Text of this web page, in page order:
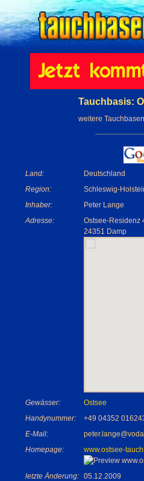
Tauchbasis:
weitere
Land:
Deutschland
Region:
Schleswig-
Inhaber:
Peter Lange
Adresse:
Ostsee-Residenz
24351 Damp
Gewässer:
Ostsee
Handynummer:
+49 04352
E-Mail:
Homepage:
www.ostsee-
letzte Änderung: 05.12.2009